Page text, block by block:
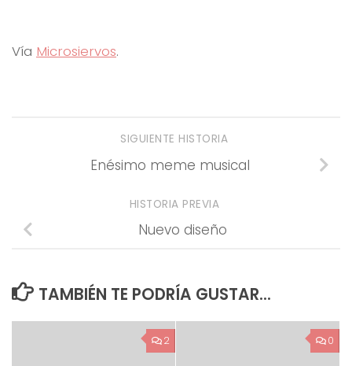
Vía Microsiervos.
SIGUIENTE HISTORIA
Enésimo meme musical
HISTORIA PREVIA
Nuevo diseño
TAMBIÉN TE PODRÍA GUSTAR...
2 0